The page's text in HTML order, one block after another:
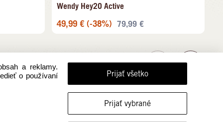
Wendy Hey2O Active
49,99 € (-38%) 79,99 €
a reklamy.
o používaní
Prijať všetko
Prijať vybrané